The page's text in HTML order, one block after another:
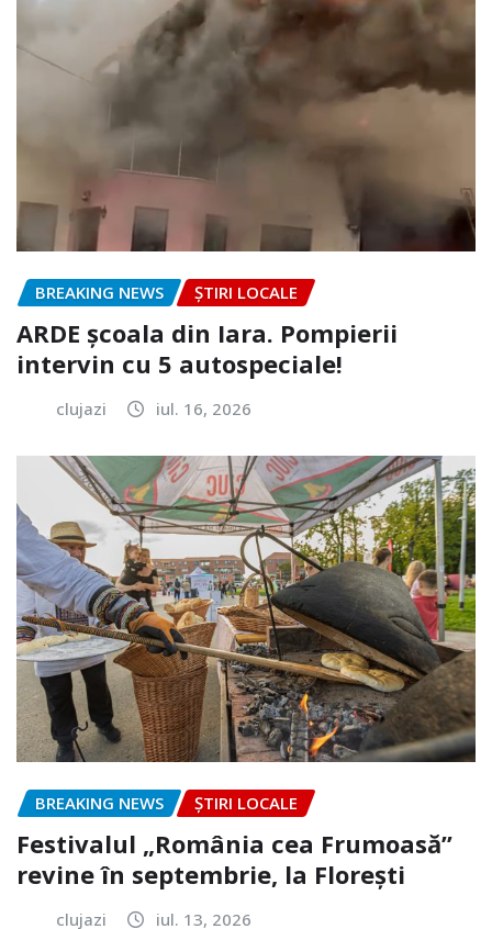
BREAKING NEWS ȘTIRI LOCALE
ARDE școala din Iara. Pompierii
intervin cu 5 autospeciale!
clujazi iul. 16, 2026
BREAKING NEWS ȘTIRI LOCALE
Festivalul „România cea Frumoasă”
revine în septembrie, la Florești
clujazi iul. 13, 2026